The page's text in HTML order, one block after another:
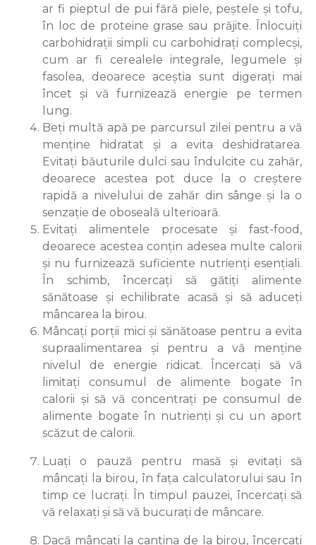
ar fi pieptul de pui fără piele, peștele și tofu,
în loc de proteine grase sau prăjite. Înlocuiți
carbohidrații simpli cu carbohidrați complecși,
cum ar fi cerealele integrale, legumele și
fasolea, deoarece aceștia sunt digerați mai
încet și vă furnizează energie pe termen
lung.
Beți multă apă pe parcursul zilei pentru a vă
menține hidratat și a evita deshidratarea.
Evitați băuturile dulci sau îndulcite cu zahăr,
deoarece acestea pot duce la o creștere
rapidă a nivelului de zahăr din sânge și la o
senzație de oboseală ulterioară.
Evitați alimentele procesate și fast-food,
deoarece acestea conțin adesea multe calorii
și nu furnizează suficiente nutrienți esențiali.
În schimb, încercați să gătiți alimente
sănătoase și echilibrate acasă și să aduceți
mâncarea la birou.
Mâncați porții mici și sănătoase pentru a evita
supraalimentarea și pentru a vă menține
nivelul de energie ridicat. Încercați să vă
limitați consumul de alimente bogate în
calorii și să vă concentrați pe consumul de
alimente bogate în nutrienți și cu un aport
scăzut de calorii.
Luați o pauză pentru masă și evitați să
mâncați la birou, în fața calculatorului sau în
timp ce lucrați. În timpul pauzei, încercați să
vă relaxați și să vă bucurați de mâncare.
Dacă mâncați la cantina de la birou, încercați